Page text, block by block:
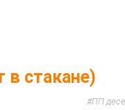
в стакане)
ПП